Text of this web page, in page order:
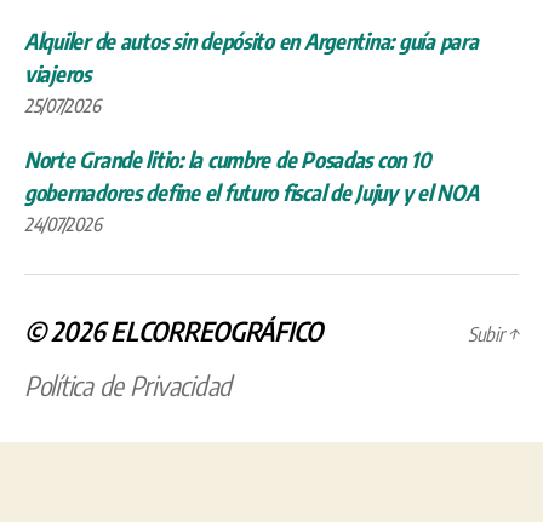
Alquiler de autos sin depósito en Argentina: guía para
viajeros
25/07/2026
Norte Grande litio: la cumbre de Posadas con 10
gobernadores define el futuro fiscal de Jujuy y el NOA
24/07/2026
© 2026ELCORREOGRÁFICO
Política de Privacidad
Subir↑